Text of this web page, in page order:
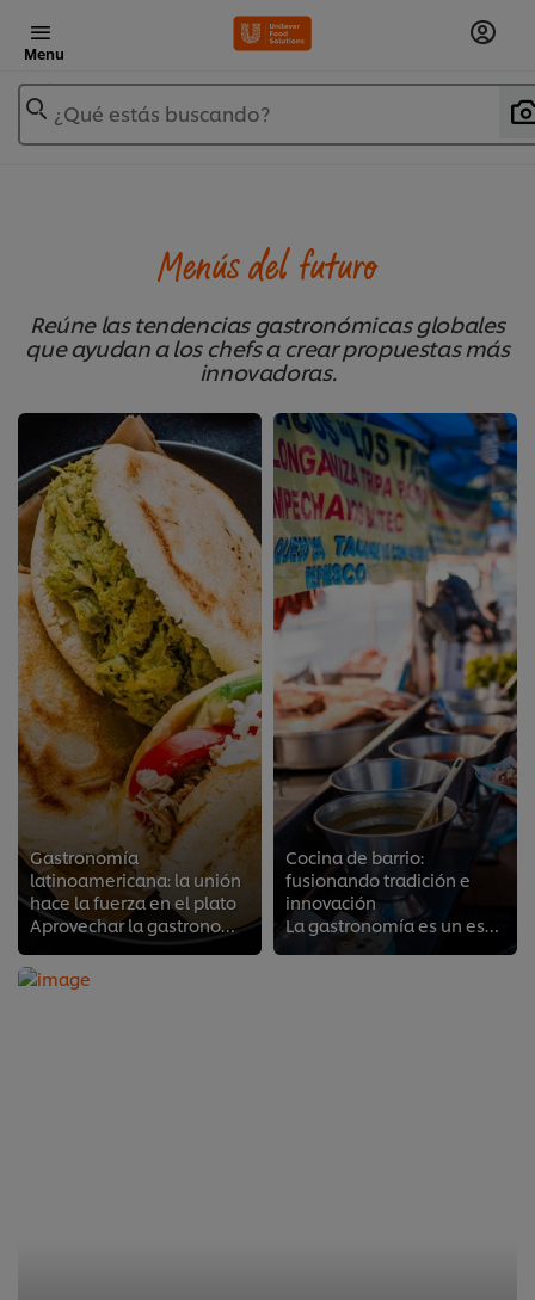
Menu
¿Qué estás buscando?
Menús del futuro
Reúne las tendencias gastronómicas globales
que ayudan a los chefs a crear propuestas más
innovadoras.
Gastronomía
latinoamericana: la unión
hace la fuerza en el plato
Aprovechar la gastronomía latinoamericana puede ser una ventaja para innovar tu menú y ofrecer nuevas experiencias a tus client...
Cocina de barrio:
fusionando tradición e
innovación
La gastronomía es un espacio donde las raíces y la creatividad se entrelazan para ofrecer experiencias únicas. Así, los sabores...